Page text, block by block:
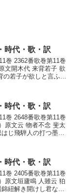
時代・歌・訳
巻 2362番歌巻第11巻
文開木代 来背若子 欲
の若子が欲しと言ふ我
時代・歌・訳
巻 2648番歌巻第11巻
原文云 物者不念 斐太
じ飛騨人の打つ墨縄
時代・歌・訳
巻 2405番歌巻第11巻
原文垣廬鳴 人雖云 狛
紐解き開けし君なら